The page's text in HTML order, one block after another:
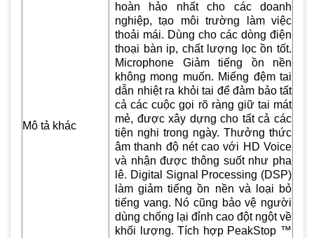
Mô tả khác
hoàn hảo nhất cho các doanh
nghiệp, tạo môi trường làm việc
thoải mái. Dùng cho các dòng điện
thoại bàn ip, chất lượng lọc ồn tốt.
Microphone Giảm tiếng ồn nền
không mong muốn. Miếng đệm tai
dẫn nhiệt ra khỏi tai để đảm bảo tất
cả các cuộc gọi rõ ràng giữ tai mát
mẻ, được xây dựng cho tất cả các
tiện nghi trong ngày. Thưởng thức
âm thanh độ nét cao với HD Voice
và nhận được thông suốt như pha
lê. Digital Signal Processing (DSP)
làm giảm tiếng ồn nền và loại bỏ
tiếng vang. Nó cũng bảo vệ người
dùng chống lại đỉnh cao đột ngột về
khối lượng. Tích hợp PeakStop ™